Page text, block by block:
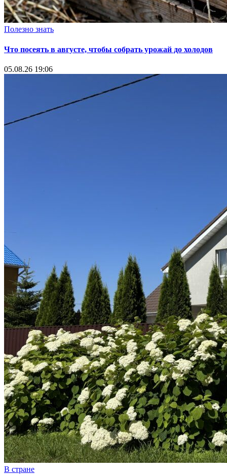
Полезно знать
Что посеять в августе, чтобы собрать урожай до холодов
05.08.26 19:06
В стране